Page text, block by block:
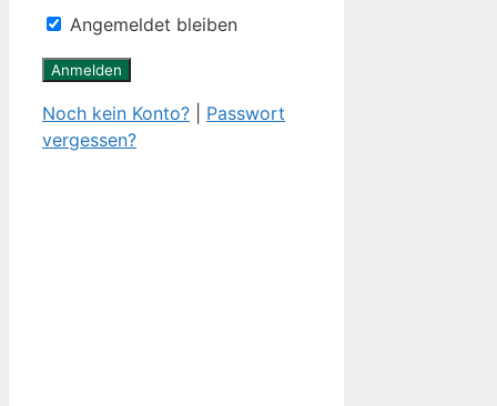
Angemeldet bleiben
Noch kein Konto?
Passwort
vergessen?